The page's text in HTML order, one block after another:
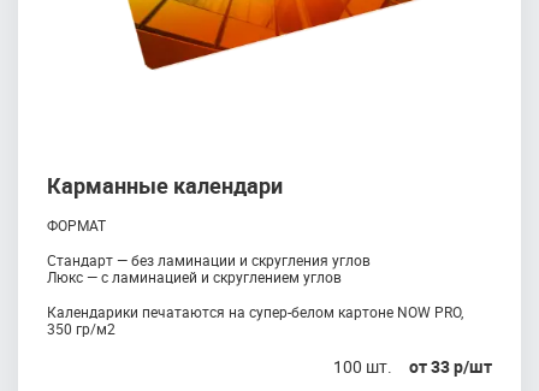
Карманные календари
ФОРМАТ
Стандарт — без ламинации и скругления углов
Люкс — с ламинацией и скруглением углов
Календарики печатаются на супер-белом картоне NOW PRO,
350 гр/м2
100 шт. от 33 р/шт